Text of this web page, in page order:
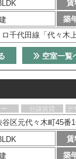
賃
築
千代田線「代々木
空室一覧
ー 分譲賃貸 デ
谷区元代々木町45番
賃
築